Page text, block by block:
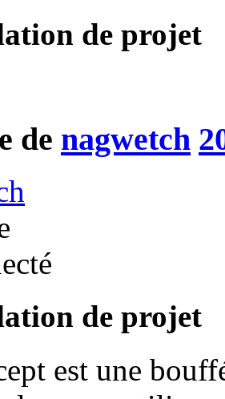
de projet
de nagwetch
de projet
est une